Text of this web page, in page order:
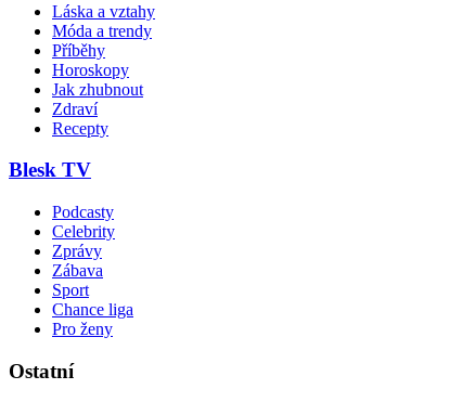
Láska a vztahy
Móda a trendy
Příběhy
Horoskopy
Jak zhubnout
Zdraví
Recepty
Blesk TV
Podcasty
Celebrity
Zprávy
Zábava
Sport
Chance liga
Pro ženy
Ostatní